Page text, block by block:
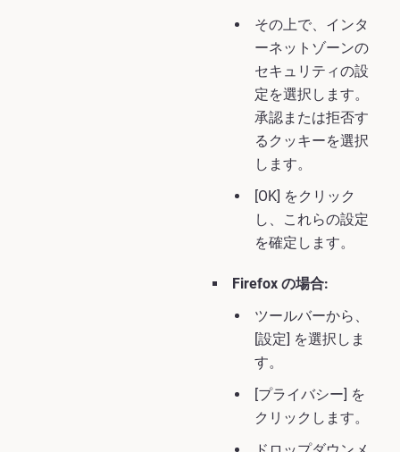
その上で、インタ
ーネットゾーンの
セキュリティの設
定を選択します。
承認または拒否す
るクッキーを選択
します。
[OK] をクリック
し、これらの設定
を確定します。
Firefox の場合:
ツールバーから、
[設定] を選択しま
す。
[プライバシー] を
クリックします。